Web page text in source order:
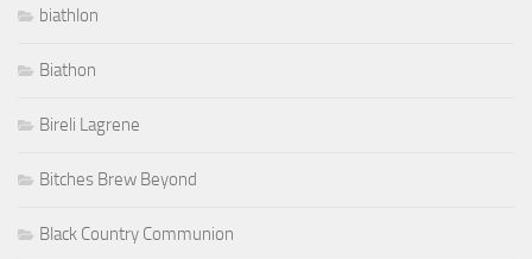
biathlon
Biathon
Bireli Lagrene
Bitches Brew Beyond
Black Country Communion